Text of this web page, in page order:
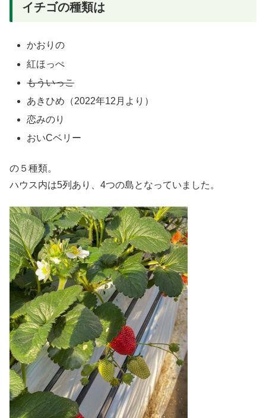
イチゴの種類は
かおりの
紅ほっぺ
もういっこ
あきひめ（2022年12月より）
恋みのり
おいCベリー
の５種類。
ハウス内は5列あり、4つの島となっていました。